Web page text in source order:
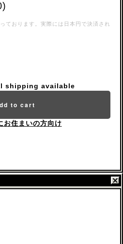
ております。実際には日本円で決済され
shipping available
to cart
お住まいの方向け